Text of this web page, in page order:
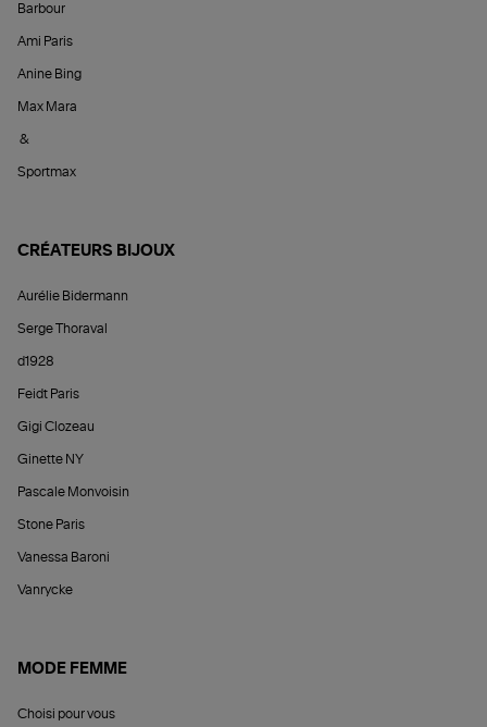
Barbour
Ami Paris
Anine Bing
Max Mara
&
Sportmax
CRÉATEURS BIJOUX
Aurélie Bidermann
Serge Thoraval
d1928
Feidt Paris
Gigi Clozeau
Ginette NY
Pascale Monvoisin
Stone Paris
Vanessa Baroni
Vanrycke
MODE FEMME
Choisi pour vous